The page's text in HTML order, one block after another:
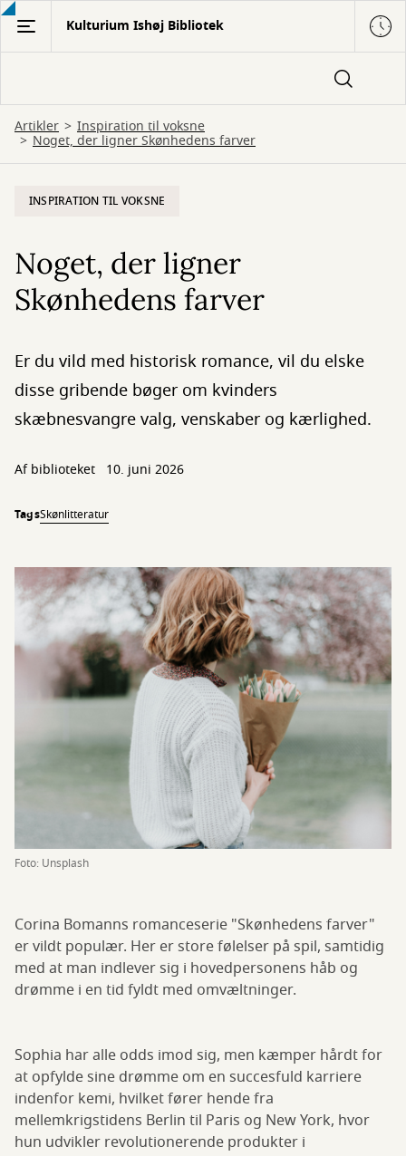
Gå
hovedindhold
Kulturium Ishøj Bibliotek
Artikler Inspiration til voksne
Noget, der ligner Skønhedens farver
INSPIRATION TIL VOKSNE
Noget, der ligner
Skønhedens farver
Er du vild med historisk romance, vil du elske
disse gribende bøger om kvinders
skæbnesvangre valg, venskaber og kærlighed.
Af biblioteket 10. juni 2026
TagsSkønlitteratur
Foto: Unsplash
Corina Bomanns romanceserie "Skønhedens farver"
er vildt populær. Her er store følelser på spil, samtidig
med at man indlever sig i hovedpersonens håb og
drømme i en tid fyldt med omvæltninger.
Sophia har alle odds imod sig, men kæmper hårdt for
at opfylde sine drømme om en succesfuld karriere
indenfor kemi, hvilket fører hende fra
mellemkrigstidens Berlin til Paris og New York, hvor
hun udvikler revolutionerende produkter i